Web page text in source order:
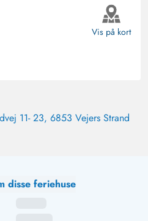
Vis på kort
11- 23, 6853 Vejers Strand
disse feriehuse